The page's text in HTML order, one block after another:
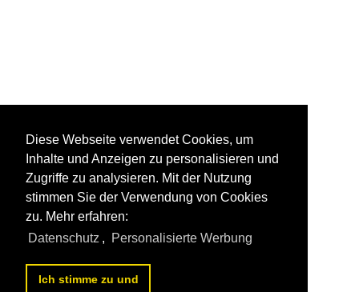
Diese Webseite verwendet Cookies, um
Inhalte und Anzeigen zu personalisieren und
Zugriffe zu analysieren. Mit der Nutzung
stimmen Sie der Verwendung von Cookies
zu. Mehr erfahren:
Datenschutz , Personalisierte Werbung
Ich stimme zu und